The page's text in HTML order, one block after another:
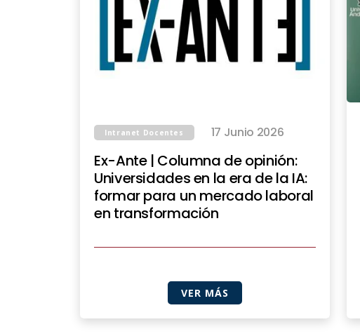
Intranet Docentes 17 Junio 2026
Ex-Ante | Columna de opinión:
Universidades en la era de la IA:
formar para un mercado laboral
en transformación
VER MÁS